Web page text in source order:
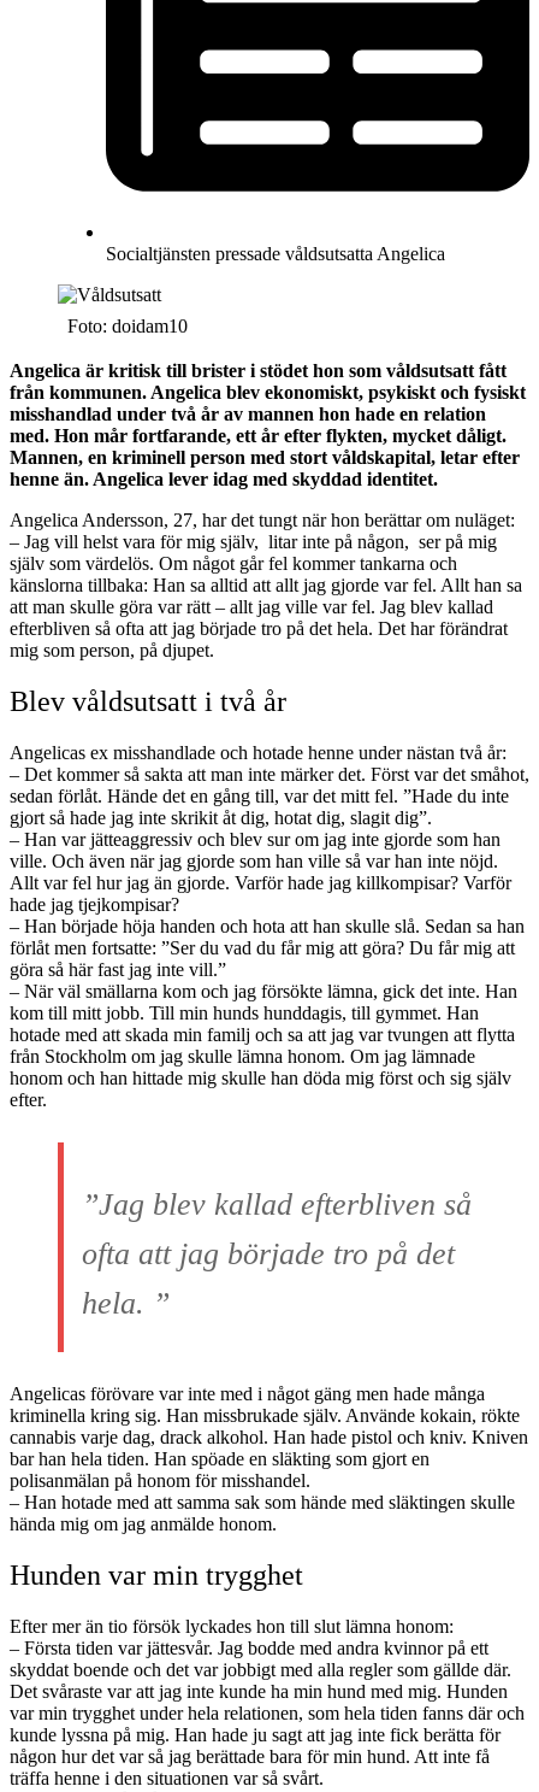
Socialtjänsten pressade våldsutsatta Angelica
Foto: doidam10
Angelica är kritisk till brister i stödet hon som våldsutsatt fått
från kommunen. Angelica blev ekonomiskt, psykiskt och fysiskt
misshandlad under två år av mannen hon hade en relation
med. Hon mår fortfarande, ett år efter flykten, mycket dåligt.
Mannen, en kriminell person med stort våldskapital, letar efter
henne än. Angelica lever idag med skyddad identitet.
Angelica Andersson, 27, har det tungt när hon berättar om nuläget:
– Jag vill helst vara för mig själv, litar inte på någon, ser på mig
själv som värdelös. Om något går fel kommer tankarna och
känslorna tillbaka: Han sa alltid att allt jag gjorde var fel. Allt han sa
att man skulle göra var rätt – allt jag ville var fel. Jag blev kallad
efterbliven så ofta att jag började tro på det hela. Det har förändrat
mig som person, på djupet.
Blev våldsutsatt i två år
Angelicas ex misshandlade och hotade henne under nästan två år:
– Det kommer så sakta att man inte märker det. Först var det småhot,
sedan förlåt. Hände det en gång till, var det mitt fel. ”Hade du inte
gjort så hade jag inte skrikit åt dig, hotat dig, slagit dig”.
– Han var jätteaggressiv och blev sur om jag inte gjorde som han
ville. Och även när jag gjorde som han ville så var han inte nöjd.
Allt var fel hur jag än gjorde. Varför hade jag killkompisar? Varför
hade jag tjejkompisar?
– Han började höja handen och hota att han skulle slå. Sedan sa han
förlåt men fortsatte: ”Ser du vad du får mig att göra? Du får mig att
göra så här fast jag inte vill.”
– När väl smällarna kom och jag försökte lämna, gick det inte. Han
kom till mitt jobb. Till min hunds hunddagis, till gymmet. Han
hotade med att skada min familj och sa att jag var tvungen att flytta
från Stockholm om jag skulle lämna honom. Om jag lämnade
honom och han hittade mig skulle han döda mig först och sig själv
efter.
”Jag blev kallad efterbliven så
ofta att jag började tro på det
hela. ”
Angelicas förövare var inte med i något gäng men hade många
kriminella kring sig. Han missbrukade själv. Använde kokain, rökte
cannabis varje dag, drack alkohol. Han hade pistol och kniv. Kniven
bar han hela tiden. Han spöade en släkting som gjort en
polisanmälan på honom för misshandel.
– Han hotade med att samma sak som hände med släktingen skulle
hända mig om jag anmälde honom.
Hunden var min trygghet
Efter mer än tio försök lyckades hon till slut lämna honom:
– Första tiden var jättesvår. Jag bodde med andra kvinnor på ett
skyddat boende och det var jobbigt med alla regler som gällde där.
Det svåraste var att jag inte kunde ha min hund med mig. Hunden
var min trygghet under hela relationen, som hela tiden fanns där och
kunde lyssna på mig. Han hade ju sagt att jag inte fick berätta för
någon hur det var så jag berättade bara för min hund. Att inte få
träffa henne i den situationen var så svårt.